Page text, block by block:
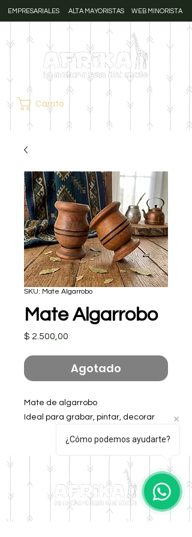
EMPRESARIALES ALTA MAYORISTAS WEB MINORISTA
Carrito
SKU: Mate Algarrobo
Mate Algarrobo
$ 2.500,00
Agotado
Mate de algarrobo
Ideal para grabar, pintar, decorar
¿Cómo podemos ayudarte?